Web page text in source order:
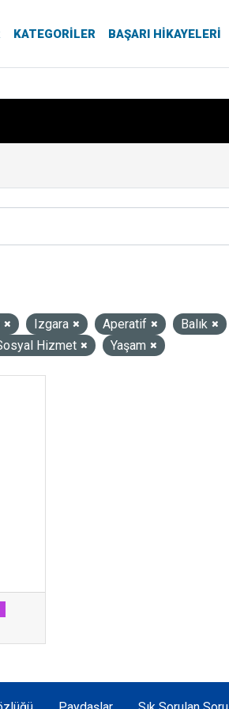
KATEGORILER BAŞARI HIKAYELERI
Izgara Aperatif Balık
Hizmet Yaşam